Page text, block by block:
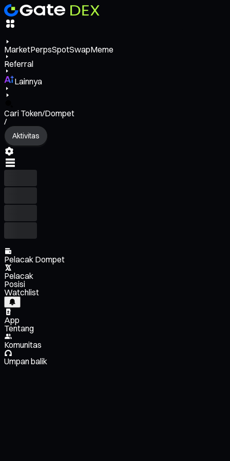
MarketPerpsSpotSwapMeme
Referral
Lainnya
Cari Token/Dompet
/
Aktivitas
Pelacak Dompet
Pelacak
Posisi
Watchlist
App
Tentang
Komunitas
Umpan balik